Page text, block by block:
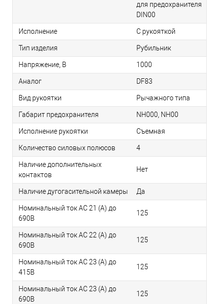
для предохранителя
DIN00
Исполнение С рукояткой
Тип изделия Рубильник
Напряжение, В 1000
Аналог DF83
Вид рукоятки Рычажного типа
Габарит предохранителя NH000, NH00
Исполнение рукоятки Съемная
Количество силовых полюсов 4
Наличие дополнительных
контактов
Нет
Наличие дугогасительной камеры Да
Номинальный ток AC 21 (А) до
690В
125
Номинальный ток AC 22 (А) до
690В
125
Номинальный ток AC 23 (А) до
415В
125
Номинальный ток AC 23 (А) до
690В
125